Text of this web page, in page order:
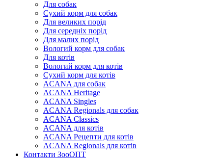
Для собак
Сухий корм для собак
Для великих порід
Для середніх порід
Для малих порід
Вологий корм для собак
Для котів
Вологий корм для котів
Сухий корм для котів
ACANA для собак
ACANA Heritage
ACANA Singles
ACANA Regionals для собак
ACANA Classics
ACANA для котів
ACANA Рецепти для котів
ACANA Regionals для котів
Контакти ЗооОПТ